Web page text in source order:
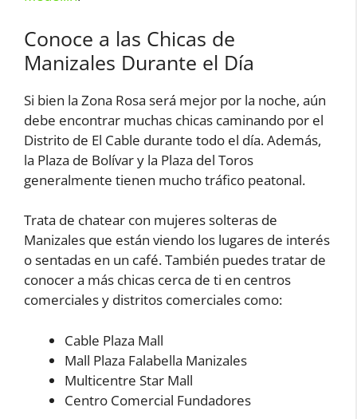
Conoce a las Chicas de
Manizales Durante el Día
Si bien la Zona Rosa será mejor por la noche, aún
debe encontrar muchas chicas caminando por el
Distrito de El Cable durante todo el día. Además,
la Plaza de Bolívar y la Plaza del Toros
generalmente tienen mucho tráfico peatonal.
Trata de chatear con mujeres solteras de
Manizales que están viendo los lugares de interés
o sentadas en un café. También puedes tratar de
conocer a más chicas cerca de ti en centros
comerciales y distritos comerciales como:
Cable Plaza Mall
Mall Plaza Falabella Manizales
Multicentre Star Mall
Centro Comercial Fundadores